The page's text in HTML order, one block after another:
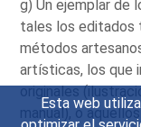
Esta web
g) Un ejemplar de
tales los editados
métodos
artísticas, los que
originales
manual), o